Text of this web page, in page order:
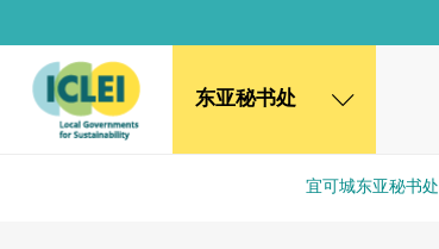
东亚秘书处
宜可城东亚秘书处